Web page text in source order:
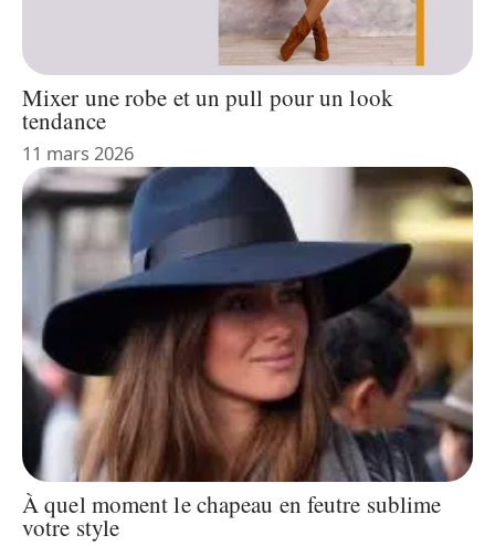
Mixer une robe et un pull pour un look
tendance
11 mars 2026
À quel moment le chapeau en feutre sublime
votre style